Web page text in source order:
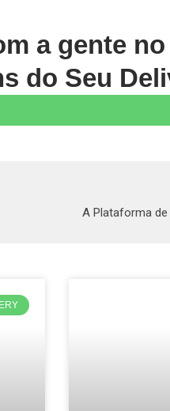
a gente
do Seu
A Plataforma de